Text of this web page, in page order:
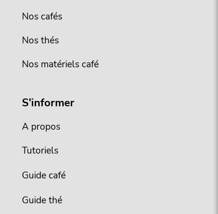
Nos cafés
Nos thés
Nos matériels café
S'informer
A propos
Tutoriels
Guide café
Guide thé